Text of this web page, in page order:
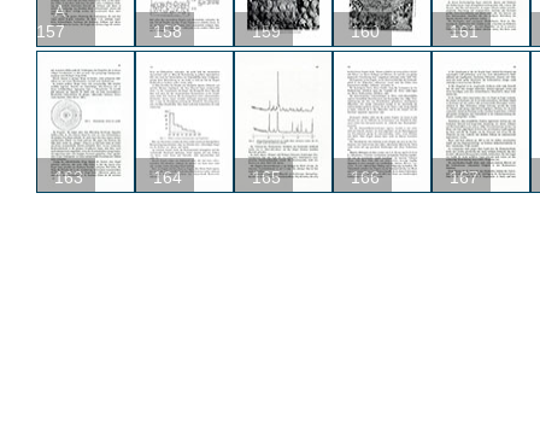
A
157
158 159 160 161
163 164 165 166 167